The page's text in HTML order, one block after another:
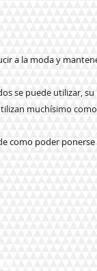
a la moda y
se puede utilizar, su
muchísimo como
como poder ponerse